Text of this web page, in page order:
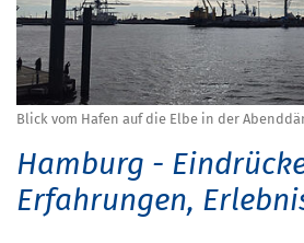
Blick vom Hafen auf die Elbe in der
Hamburg -
Erfahrungen,